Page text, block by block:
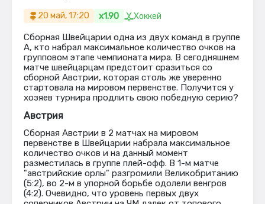
20 май, 17:20 x1.90 Хоккей
Сборная Швейцарии одна из двух команд в группе
А, кто набрал максимальное количество очков на
групповом этапе чемпионата мира. В сегодняшнем
матче швейцарцам предстоит сразиться со
сборной Австрии, которая столь же уверенно
стартовала на мировом первенстве. Получится у
хозяев турнира продлить свою победную серию?
Австрия
Сборная Австрии в 2 матчах на мировом
первенстве в Швейцарии набрала максимальное
количество очков и на данный момент
разместилась в группе плей-офф. В 1-м матче
"австрийские орлы" разгромили Великобританию
(5:2), во 2-м в упорной борьбе одолели венгров
(4:2). Очевидно, что уровень первых двух